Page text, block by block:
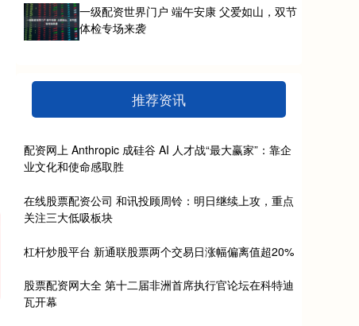
一级配资世界门户 端午安康 父爱如山，双节
体检专场来袭
推荐资讯
配资网上 Anthropic 成硅谷 AI 人才战“最大赢家”：靠企
业文化和使命感取胜
在线股票配资公司 和讯投顾周铃：明日继续上攻，重点
关注三大低吸板块
杠杆炒股平台 新通联股票两个交易日涨幅偏离值超20%
股票配资网大全 第十二届非洲首席执行官论坛在科特迪
瓦开幕